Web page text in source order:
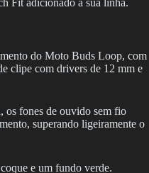
Fit adicionado à sua linha.
do Moto Buds Loop, com
clipe com drivers de 12 mm e
os fones de ouvido sem fio
superando ligeiramente o